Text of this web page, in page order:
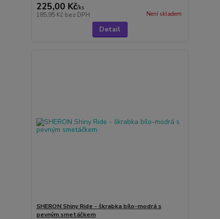
225,00 Kč/ks
185,95 Kč bez DPH Není skladem
Detail
SHERON Shiny Ride - škrabka bílo-modrá s
pevným smetáčkem